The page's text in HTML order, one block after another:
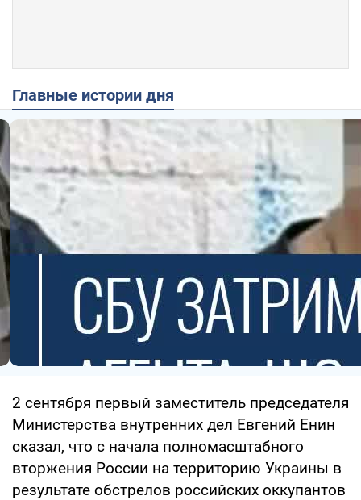
Главные истории дня
2 сентября первый заместитель председателя
Министерства внутренних дел Евгений Енин
сказал, что с начала полномасштабного
вторжения России на территорию Украины в
результате обстрелов российских оккупантов